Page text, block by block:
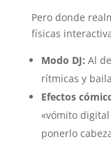
Pero donde
físicas
Modo DJ: Al
rítmicas y
Efectos
«vómito
ponerlo